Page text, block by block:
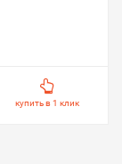
купить в 1 клик